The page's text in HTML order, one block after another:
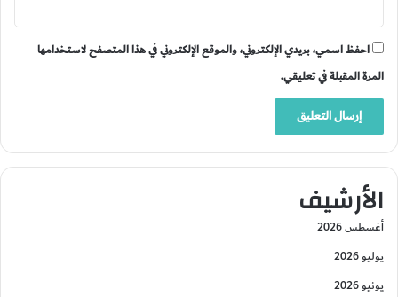
احفظ اسمي، بريدي الإلكتروني، والموقع الإلكتروني في هذا المتصفح لاستخدامها
المرة المقبلة في تعليقي.
الأرشيف
أغسطس 2026
يوليو 2026
يونيو 2026